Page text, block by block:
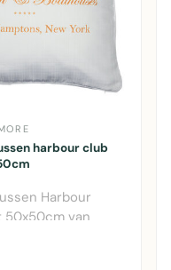
harbour club
Harbour
50x50cm van